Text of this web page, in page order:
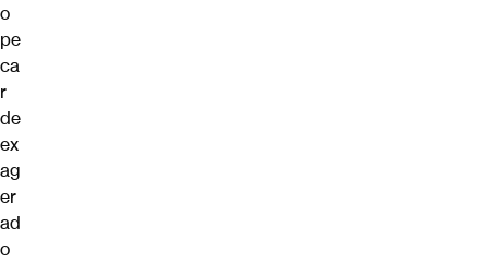
o
pe
ca
r
de
ex
ag
er
ad
o